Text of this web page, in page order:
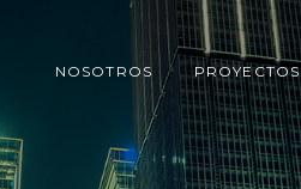
NOSOTROS PROYECTOS